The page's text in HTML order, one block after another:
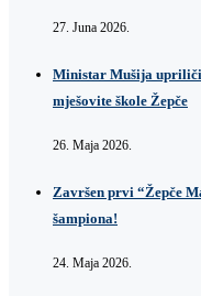
27. Juna 2026.
Ministar Mušija
mješovite škole Žepče
26. Maja 2026.
Završen prvi “Žepče
šampiona!
24. Maja 2026.